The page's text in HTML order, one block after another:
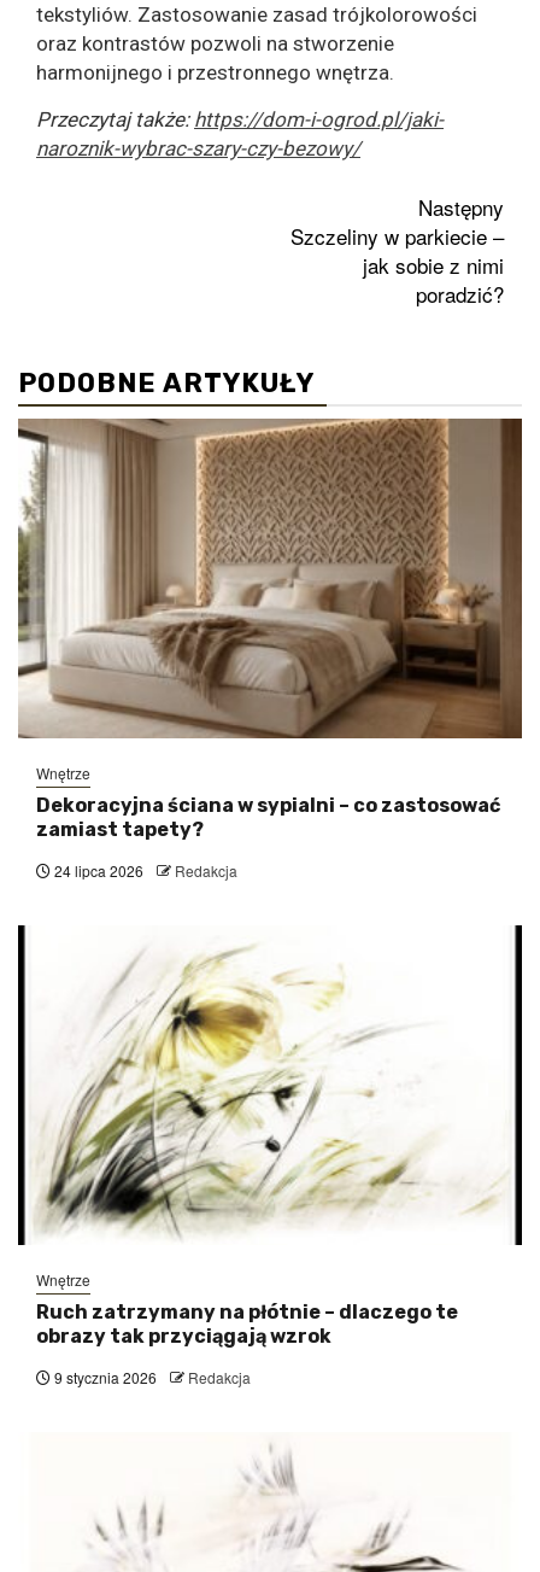
tekstyliów. Zastosowanie zasad trójkolorowości
oraz kontrastów pozwoli na stworzenie
harmonijnego i przestronnego wnętrza.
Przeczytaj także: https://dom-i-ogrod.pl/jaki-
naroznik-wybrac-szary-czy-bezowy/
Następny
Szczeliny w parkiecie –
jak sobie z nimi
poradzić?
PODOBNE ARTYKUŁY
Wnętrze
Dekoracyjna ściana w sypialni – co zastosować
zamiast tapety?
24 lipca 2026 Redakcja
Wnętrze
Ruch zatrzymany na płótnie – dlaczego te
obrazy tak przyciągają wzrok
9 stycznia 2026 Redakcja